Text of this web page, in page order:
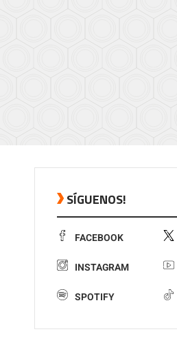
SÍGUENOS!
FACEBOOK
INSTAGRAM
SPOTIFY